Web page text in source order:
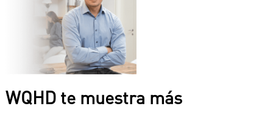
WQHD te muestra más